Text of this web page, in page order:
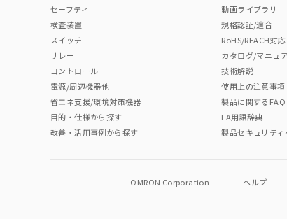
"対応済み"や非含有の記載がされた商品であっても
非含有品が必要な際は、弊社営業部門もしくは販売
セーフティ
検査装置
スイッチ
リレー
コントロール
電源/周辺機器他
省エネ支援/環境対策機器
目的・仕様から探す
改善・活用事例から探す
動画ライブラリ
規格認証/適合
RoHS/REACH対応
カタログ/マニュ
技術解説
使用上の注意事項
製品に関するFAQ
FA用語辞典
製品セキュリテ
OMRON Corporation ヘルプ